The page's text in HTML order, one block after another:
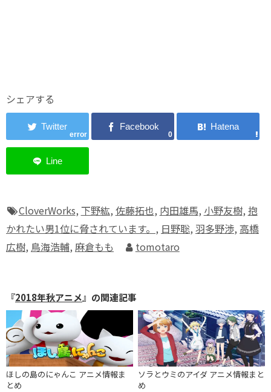
シェアする
error 0
CloverWorks, 下野紘, 佐藤拓也, 内田雄馬, 小野友樹, 抱
かれたい男1位に脅されています。 , 日野聡, 羽多野渉, 高橋
広樹, 鳥海浩輔, 麻倉もも tomotaro
『2018年秋アニメ』の関連記事
ほしの島のにゃんこ アニメ情報ま
とめ
ソラとウミのアイダ アニメ情報まと
め